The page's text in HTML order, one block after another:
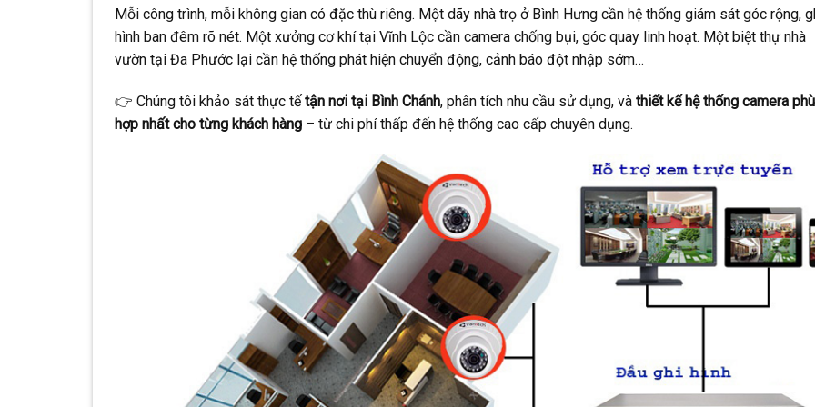
Mỗi công trình, mỗi không gian có đặc thù riêng. Một dãy nhà trọ ở Bình Hưng cần hệ thống giám sát góc rộng,
hình ban đêm rõ nét. Một xưởng cơ khí tại Vĩnh Lộc cần camera chống bụi, góc quay linh hoạt. Một biệt thự nhà
vườn tại Đa Phước lại cần hệ thống phát hiện chuyển động, cảnh báo đột nhập sớm…
👉 Chúng tôi khảo sát thực tếtận nơi tại Bình Chánh, phân tích nhu cầu sử dụng, và thiết kế hệ thống camera phù
hợp nhất cho từng khách hàng – từ chi phí thấp đến hệ thống cao cấp chuyên dụng.